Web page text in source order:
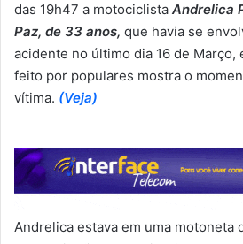
das 19h47 a motociclista Andrelica
Paz, de 33 anos, que havia se
acidente no último dia 16 de Março,
feito por populares mostra o
vítima. (Veja)
Andrelica estava em uma motoneta